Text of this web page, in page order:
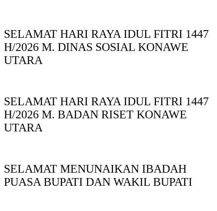
SELAMAT HARI RAYA IDUL FITRI 1447
H/2026 M. DINAS SOSIAL KONAWE
UTARA
SELAMAT HARI RAYA IDUL FITRI 1447
H/2026 M. BADAN RISET KONAWE
UTARA
SELAMAT MENUNAIKAN IBADAH
PUASA BUPATI DAN WAKIL BUPATI